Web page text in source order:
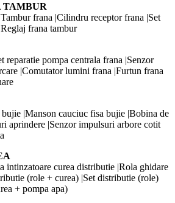
TAMBUR
frana |Cilindru receptor frana |Set
frana tambur
reparatie pompa centrala frana |Senzor
|Comutator lumini frana |Furtun frana
|Manson cauciuc fisa bujie |Bobina de
aprindere |Senzor impulsuri arbore cotit
intinzatoare curea distributie |Rola ghidare
(role + curea) |Set distributie (role)
+ pompa apa)